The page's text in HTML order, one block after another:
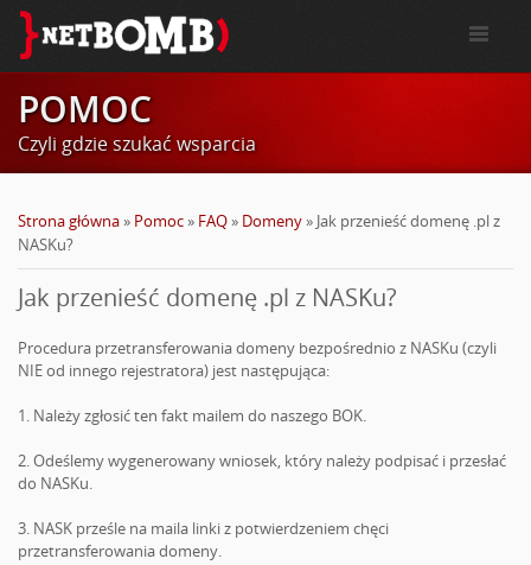
POMOC
Czyli gdzie szukać wsparcia
Strona główna» Pomoc» FAQ» Domeny» Jak przenieść domenę .pl z
NASKu?
Jak przenieść domenę .pl z NASKu?
Procedura przetransferowania domeny bezpośrednio z NASKu (czyli
NIE od innego rejestratora) jest następująca:
1. Należy zgłosić ten fakt mailem do naszego BOK.
2. Odeślemy wygenerowany wniosek, który należy podpisać i przesłać
do NASKu.
3. NASK prześle na maila linki z potwierdzeniem chęci
przetransferowania domeny.